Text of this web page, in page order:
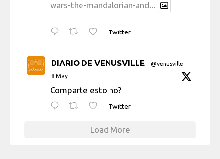
wars-the-mandalorian-and...
Twitter
DIARIO DE VENUSVILLE @venusville
·
8 May
Comparte esto no?
Twitter
Load More